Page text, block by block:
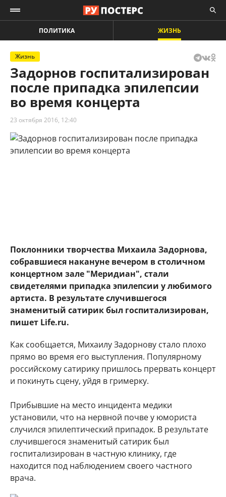
ПОЛИТИКА ЖИЗНЬ
Жизнь
Задорнов госпитализирован
после припадка эпилепсии
во время концерта
23 октября 2016, 12:40
Поклонники творчества Михаила Задорнова,
собравшиеся накануне вечером в столичном
концертном зале "Меридиан", стали
свидетелями припадка эпилепсии у любимого
артиста. В результате случившегося
знаменитый сатирик был госпитализирован,
пишет Life.ru.
Как сообщается, Михаилу Задорнову стало плохо
прямо во время его выступления. Популярному
российскому сатирику пришлось прервать концерт
и покинуть сцену, уйдя в гримерку.
Прибывшие на место инцидента медики
установили, что на нервной почве у юмориста
случился эпилептический припадок. В результате
случившегося знаменитый сатирик был
госпитализирован в частную клинику, где
находится под наблюдением своего частного
врача.